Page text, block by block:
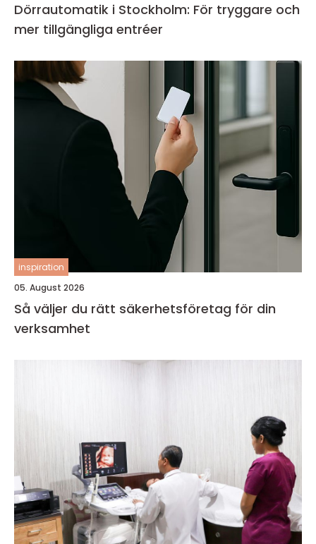
Dörrautomatik i Stockholm: För tryggare och
mer tillgängliga entréer
inspiration
05. August 2026
Så väljer du rätt säkerhetsföretag för din
verksamhet